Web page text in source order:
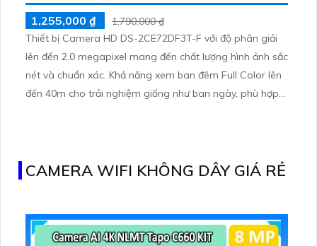
1,255,000 ₫
1,790,000 ₫
Thiết bị Camera HD DS-2CE72DF3T-F với độ phân giải
lên đến 2.0 megapixel mang đến chất lượng hình ảnh sắc
nét và chuẩn xác. Khả năng xem ban đêm Full Color lên
đến 40m cho trải nghiệm giống như ban ngày, phù hợp
CAMERA WIFI KHÔNG DÂY GIÁ RẺ